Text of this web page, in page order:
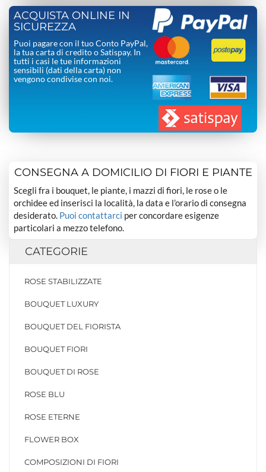
ACQUISTA ONLINE IN
SICUREZZA
Puoi pagare con il tuo Conto PayPal,
la tua carta di credito o Satispay. In
tutti i casi le tue informazioni
sensibili (dati della carta) non
vengono condivise con noi.
CONSEGNA A DOMICILIO DI FIORI E PIANTE
Scegli fra i bouquet, le piante, i mazzi di fiori, le rose o le
orchidee ed inserisci la località, la data e l’orario di consegna
desiderato. Puoi contattarci per concordare esigenze
particolari a mezzo telefono.
CATEGORIE
ROSE STABILIZZATE
BOUQUET LUXURY
BOUQUET DEL FIORISTA
BOUQUET FIORI
BOUQUET DI ROSE
ROSE BLU
ROSE ETERNE
FLOWER BOX
COMPOSIZIONI DI FIORI